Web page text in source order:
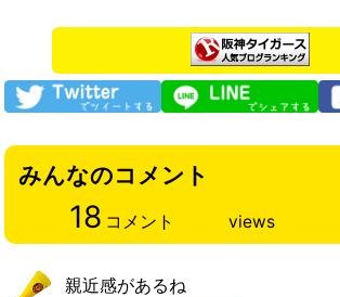
みんなのコメント
18 コメント views
親近感があるね